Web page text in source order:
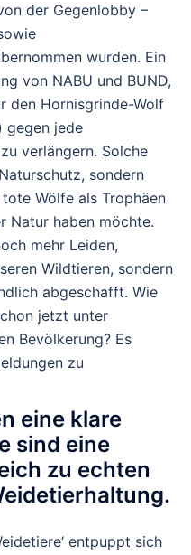
der Gegenlobby –
wurden. Ein
von NABU und BUND,
den Hornisgrinde-Wolf
gegen jede
verlängern. Solche
sondern
Wölfe als Trophäen
Natur haben möchte.
mehr Leiden,
Wildtieren, sondern
abgeschafft. Wie
jetzt unter
Bevölkerung? Es
zu
eine klare
sind eine
zu echten
entpuppt sich